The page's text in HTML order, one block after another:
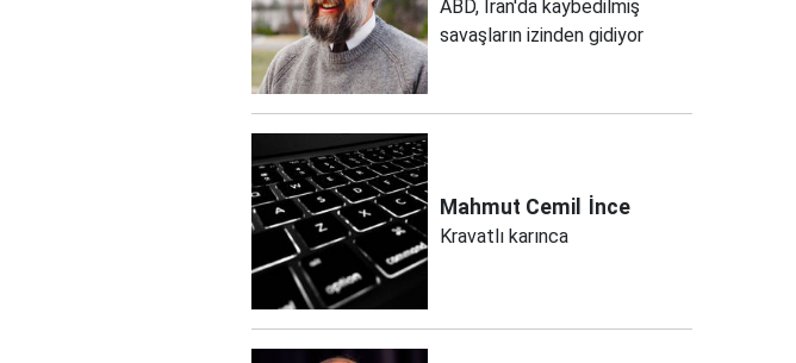
ABD, İran'da kaybedilmiş
savaşların izinden gidiyor
Mahmut Cemil İnce
Kravatlı karınca